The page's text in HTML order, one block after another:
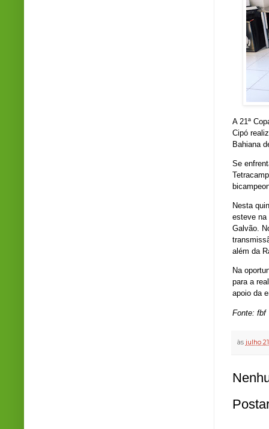
A 21ª
Cipó
Bahiana
Se
Nesta
esteve na
Galvão.
além da
Na
para a
apoio da
Fonte: fbf
às julho